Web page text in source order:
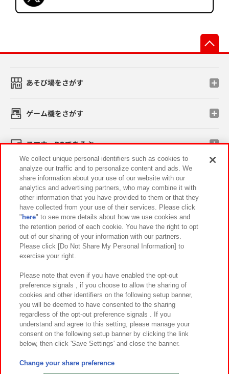
あそび場をさがす
ゲーム機をさがす
スマホ・PCであそぶ
イベント・キャンペーン
関連会社 サステナビリティ サイトポリシー
プライバシーポリシー ウェブアクセシビリティ方針と検証結果
お取引先さまとともに
カスタマーハラスメント対応方針 よくあるご質問・お問い合わせ
©Bandai Namco Amusement Inc.
©Bandai Namco Amusement Lab Inc.
We collect unique personal identifiers such as cookies to
analyze our traffic and to personalize content and ads. We
share information about your use of our website with our
analytics and advertising partners, who may combine it with
other information that you have provided to them or that they
have collected from your use of their services. Please click
" here" to see more details about how we use cookies and
the retention period of each cookie. You have the right to opt
out of our sharing of your information with our partners.
Please click [Do Not Share My Personal Information] to
exercise your right.
Please note that even if you have enabled the opt-out
preference signals , if you choose to allow the sharing of
cookies and other identifiers on the following setup banner,
you will be deemed to have consented to the sharing
regardless of the opt-out preference signals . If you
understand and agree to this setting, please manage your
consent on the following setup banner by clicking the link
below, then click 'Save Settings' and close the banner.
Change your share preference